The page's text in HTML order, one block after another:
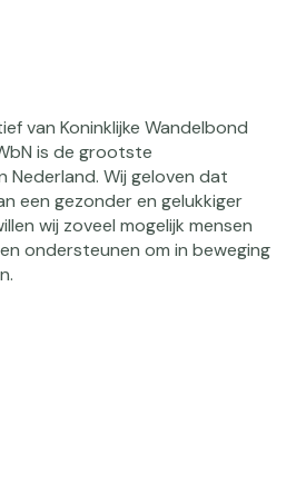
van Koninklijke Wandelbond
is de grootste
Nederland. Wij geloven dat
een gezonder en gelukkiger
wij zoveel mogelijk mensen
ondersteunen om in beweging